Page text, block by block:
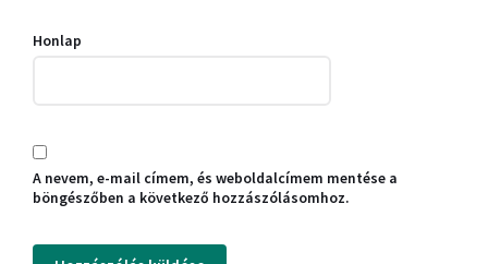
Honlap
A nevem, e-mail címem, és weboldalcímem mentése a
böngészőben a következő hozzászólásomhoz.